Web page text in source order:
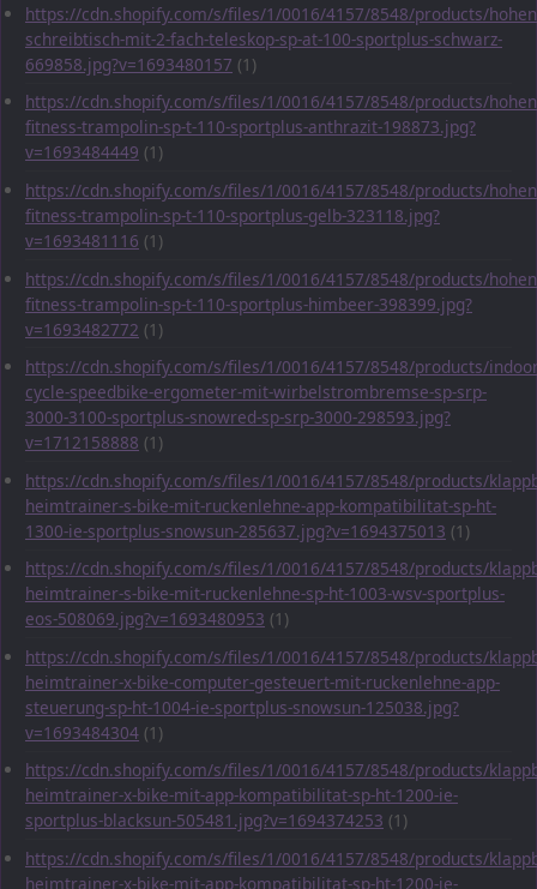
https://cdn.shopify.com/s/files/1/0016/4157/8548/products/
schreibtisch-mit-2-fach-teleskop-sp-at-100-sportplus-schwarz-
669858.jpg?v=1693480157 (1)
https://cdn.shopify.com/s/files/1/0016/4157/8548/products/
fitness-trampolin-sp-t-110-sportplus-anthrazit-198873.jpg?
v=1693484449 (1)
https://cdn.shopify.com/s/files/1/0016/4157/8548/products/
fitness-trampolin-sp-t-110-sportplus-gelb-323118.jpg?
v=1693481116 (1)
https://cdn.shopify.com/s/files/1/0016/4157/8548/products/
fitness-trampolin-sp-t-110-sportplus-himbeer-398399.jpg?
v=1693482772 (1)
https://cdn.shopify.com/s/files/1/0016/4157/8548/products/
cycle-speedbike-ergometer-mit-wirbelstrombremse-sp-srp-
3000-3100-sportplus-snowred-sp-srp-3000-298593.jpg?
v=1712158888 (1)
https://cdn.shopify.com/s/files/1/0016/4157/8548/products/
heimtrainer-s-bike-mit-ruckenlehne-app-kompatibilitat-sp-ht-
1300-ie-sportplus-snowsun-285637.jpg?v=1694375013 (1)
https://cdn.shopify.com/s/files/1/0016/4157/8548/products/
heimtrainer-s-bike-mit-ruckenlehne-sp-ht-1003-wsv-sportplus-
eos-508069.jpg?v=1693480953 (1)
https://cdn.shopify.com/s/files/1/0016/4157/8548/products/
heimtrainer-x-bike-computer-gesteuert-mit-ruckenlehne-app-
steuerung-sp-ht-1004-ie-sportplus-snowsun-125038.jpg?
v=1693484304 (1)
https://cdn.shopify.com/s/files/1/0016/4157/8548/products/
heimtrainer-x-bike-mit-app-kompatibilitat-sp-ht-1200-ie-
sportplus-blacksun-505481.jpg?v=1694374253 (1)
https://cdn.shopify.com/s/files/1/0016/4157/8548/products/
heimtrainer-x-bike-mit-app-kompatibilitat-sp-ht-1200-ie-